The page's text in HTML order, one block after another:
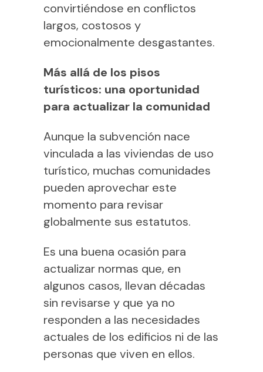
convirtiéndose en conflictos
largos, costosos y
emocionalmente desgastantes.
Más allá de los pisos
turísticos: una oportunidad
para actualizar la comunidad
Aunque la subvención nace
vinculada a las viviendas de uso
turístico, muchas comunidades
pueden aprovechar este
momento para revisar
globalmente sus estatutos.
Es una buena ocasión para
actualizar normas que, en
algunos casos, llevan décadas
sin revisarse y que ya no
responden a las necesidades
actuales de los edificios ni de las
personas que viven en ellos.